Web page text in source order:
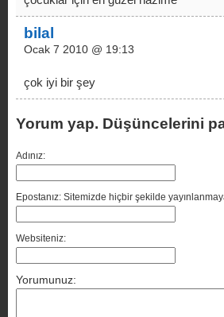
bilal
Ocak 7 2010 @ 19:13
çok iyi bir şey
Yorum yap. Düşüncelerini
Adınız:
Epostanız: Sitemizde hiçbir şekilde
Websiteniz:
Yorumunuz: